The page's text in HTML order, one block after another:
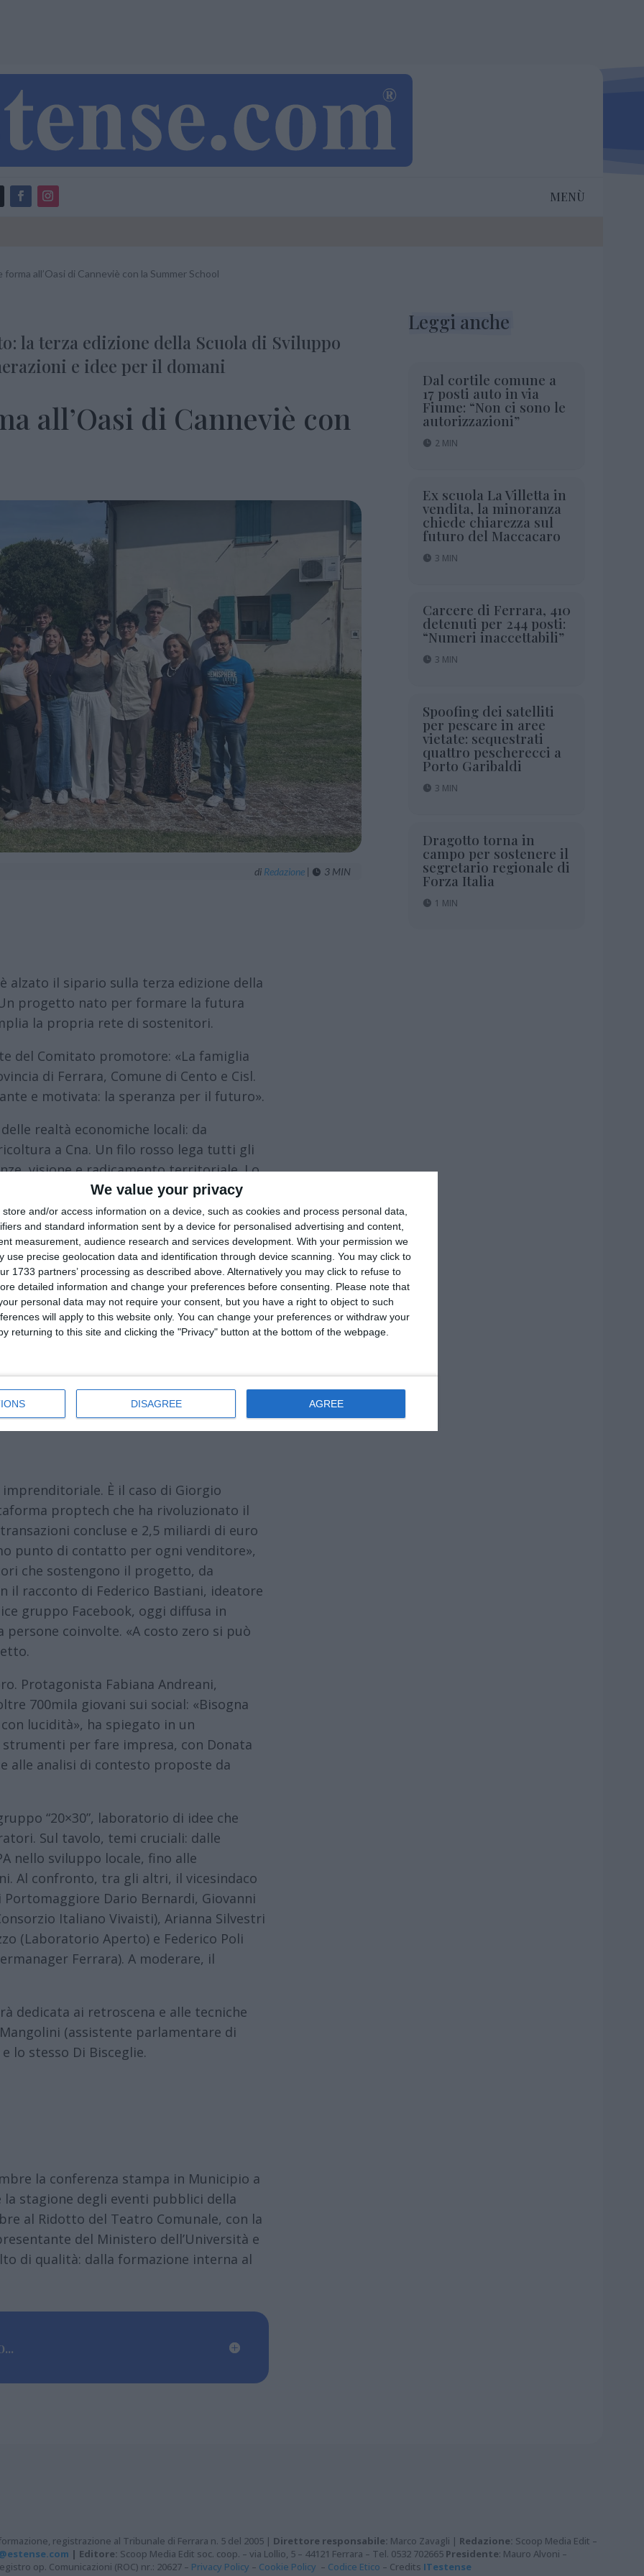
We value your privacy
store and/or access information on a device, such as cookies and process personal data,
and standard information sent by a device for personalised advertising and content,
measurement, audience research and services development. With your permission we
use precise geolocation data and identification through device scanning. You may click to
1733 partners’ processing as described above. Alternatively you may click to refuse to
detailed information and change your preferences before consenting.
Please note that
personal data may not require your consent, but you have a right to object to such
will apply to this website only. You can change your preferences or withdraw your
returning to this site and clicking the "Privacy" button at the bottom of the webpage.
DISAGREE AGREE
MENÙ
all’Oasi di Canneviè con la Summer School
la terza edizione della Scuola di Sviluppo
e idee per il domani
all’Oasi di Canneviè con
di Redazione|  3 MIN
Leggi anche
Dal cortile comune a
17 posti auto in via
Fiume: “Non ci sono le
autorizzazioni”
2 MIN
Ex scuola La Villetta in
vendita, la minoranza
chiede chiarezza sul
futuro del Maccacaro
3 MIN
Carcere di Ferrara, 410
detenuti per 244 posti:
“Numeri inaccettabili”
3 MIN
Spoofing dei satelliti
per pescare in aree
vietate: sequestrati
quattro pescherecci a
Porto Garibaldi
3 MIN
Dragotto torna in
campo per sostenere il
segretario regionale di
Forza Italia
1 MIN
alzato il sipario sulla terza edizione della
progetto nato per formare la futura
la propria rete di sostenitori.
del Comitato promotore: «La famiglia
di Ferrara, Comune di Cento e Cisl.
e motivata: la speranza per il futuro».
realtà economiche locali: da
a Cna. Un filo rosso lega tutti gli
visione e radicamento territoriale. Lo
«Serve evitare l’autoreferenzialità e
al 5 settembre, è il cuore pulsante del
e confronto generazionale. La prima
Caterina Pazzi (Camera di
demografico”, con dati
ogni 100 bambini e saldo naturale
digitale, ecologica e
È il caso di Giorgio
proptech che ha rivoluzionato il
concluse e 2,5 miliardi di euro
punto di contatto per ogni venditore»,
che sostengono il progetto, da
il racconto di Federico Bastiani, ideatore
gruppo Facebook, oggi diffusa in
persone coinvolte. «A costo zero si può
Protagonista Fabiana Andreani,
700mila giovani sui social: «Bisogna
lucidità», ha spiegato in un
per fare impresa, con Donata
alle analisi di contesto proposte da
“20×30”, laboratorio di idee che
Sul tavolo, temi cruciali: dalle
nello sviluppo locale, fino alle
Al confronto, tra gli altri, il vicesindaco
Dario Bernardi, Giovanni
Italiano Vivaisti), Arianna Silvestri
(Laboratorio Aperto) e Federico Poli
Ferrara). A moderare, il
dedicata ai retroscena e alle tecniche
(assistente parlamentare di
lo stesso Di Bisceglie.
la conferenza stampa in Municipio a
stagione degli eventi pubblici della
al Ridotto del Teatro Comunale, con la
del Ministero dell’Università e
di qualità: dalla formazione interna al
registrazione al Tribunale di Ferrara n. 5 del 2005 | Direttore responsabile: Marco Zavagli | Redazione: Scoop Media Edit –
| Editore: Scoop Media Edit soc. coop. – via Lollio, 5 – 44121 Ferrara – Tel. 0532 702665 Presidente: Mauro Alvoni –
op. Comunicazioni (ROC) nr.: 20627 – Privacy Policy – Cookie Policy – Codice Etico – Credits ITestense